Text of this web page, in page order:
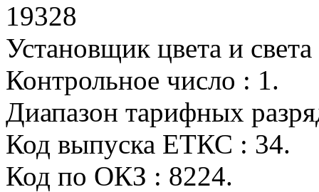
19328
Установщик цвета и света
Контрольное число : 1.
Диапазон тарифных
Код выпуска ЕТКС : 34.
Код по ОКЗ : 8224.